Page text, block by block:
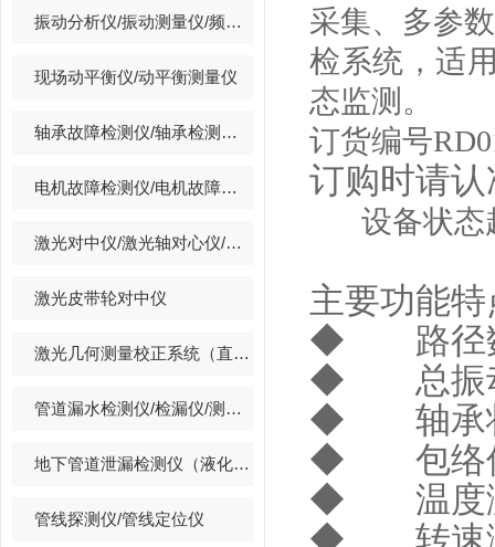
振动分析仪/振动测量仪/频谱分析仪/振动数据采集器
现场动平衡仪/动平衡测量仪
轴承故障检测仪/轴承检测仪/轴承故障诊断仪
电机故障检测仪/电机故障诊断仪/电机短路测试仪
激光对中仪/激光轴对心仪/激光找正仪
激光皮带轮对中仪
激光几何测量校正系统（直线度/平面度/垂直度/孔同心度）
管道漏水检测仪/检漏仪/测漏仪/漏水探测仪
地下管道泄漏检测仪（液化石油气,天然气,煤气）
管线探测仪/管线定位仪
采集、多参
检系统，适
态监测。
订货编号
订购时请
设备状态
主要功能特
◆ 路径数
◆ 总振
◆ 轴承状
◆ 包络
◆ 温度测